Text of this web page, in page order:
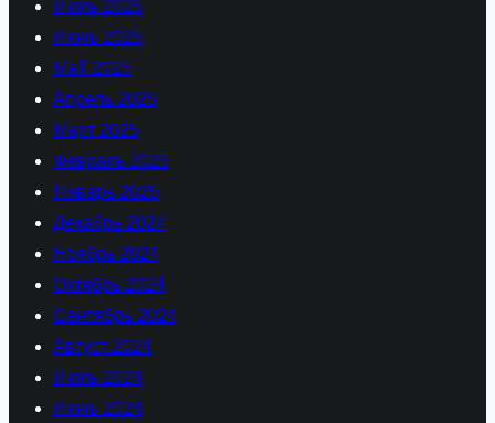
Июль 2025
Июнь 2025
Май 2025
Апрель 2025
Март 2025
Февраль 2025
Январь 2025
Декабрь 2024
Ноябрь 2024
Октябрь 2024
Сентябрь 2024
Август 2024
Июль 2024
Июнь 2024